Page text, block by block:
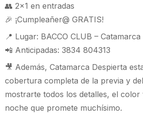
👥 2x1 en entradas
🎉 ¡Cumpleañer@ GRATIS!
📍 Lugar: BACCO CLUB – Catamarca
📲 Anticipadas: 3834 804313
🎥 Además, Catamarca Despierta
cobertura completa de la previa y
mostrarte todos los detalles, el
noche que promete muchísimo.